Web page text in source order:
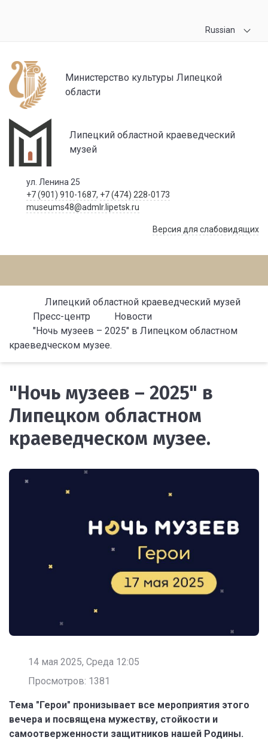
Russian
Министерство культуры Липецкой
области
Липецкий областной краеведческий
музей
ул. Ленина 25
+7 (901) 910-1687, +7 (474) 228-0173
museums48@admlr.lipetsk.ru
Версия для слабовидящих
Липецкий областной краеведческий музей
Пресс-центр
Новости
"Ночь музеев – 2025" в Липецком областном
краеведческом музее.
"Ночь музеев – 2025" в
Липецком областном
краеведческом музее.
14 мая 2025, Среда 12:05
Просмотров: 1381
Тема "Герои" пронизывает все мероприятия этого
вечера и посвящена мужеству, стойкости и
самоотверженности защитников нашей Родины.